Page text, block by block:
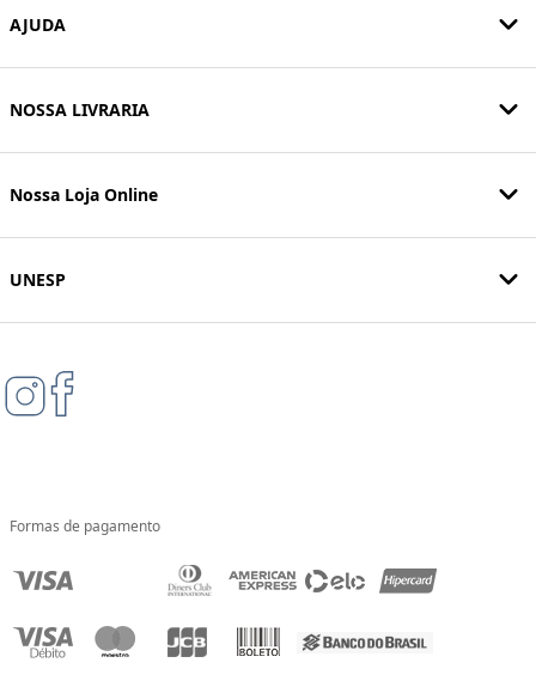
AJUDA
NOSSA LIVRARIA
Nossa Loja Online
UNESP
Formas de pagamento